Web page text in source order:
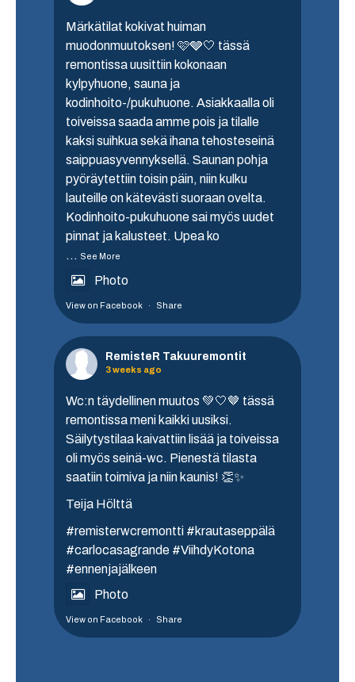
Märkätilat kokivat huiman
muodonmuutoksen! 🩷🩶🤍 tässä
remontissa uusittiin kokonaan
kylpyhuone, sauna ja
kodinhoito-/pukuhuone. Asiakkaalla oli
toiveissa saada amme pois ja tilalle
kaksi suihkua sekä ihana tehosteseinä
saippuasyvennyksellä. Saunan pohja
pyöräytettiin toisin päin, niin kulku
lauteille on kätevästi suoraan ovelta.
Kodinhoito-pukuhuone sai myös uudet
pinnat ja kalusteet. Upea ko
... See More
Photo
View on Facebook · Share
RemisteR Takuuremontit
3 weeks ago
Wc:n täydellinen muutos 💚🤍🤎 tässä
remontissa meni kaikki uusiksi.
Säilytystilaa kaivattiin lisää ja toiveissa
oli myös seinä-wc. Pienestä tilasta
saatiin toimiva ja niin kaunis! 👏✨️
Teija Hölttä
#remisterwcremontti #krautaseppälä
#carlocasagrande #ViihdyKotona
#ennenjajälkeen
Photo
View on Facebook · Share